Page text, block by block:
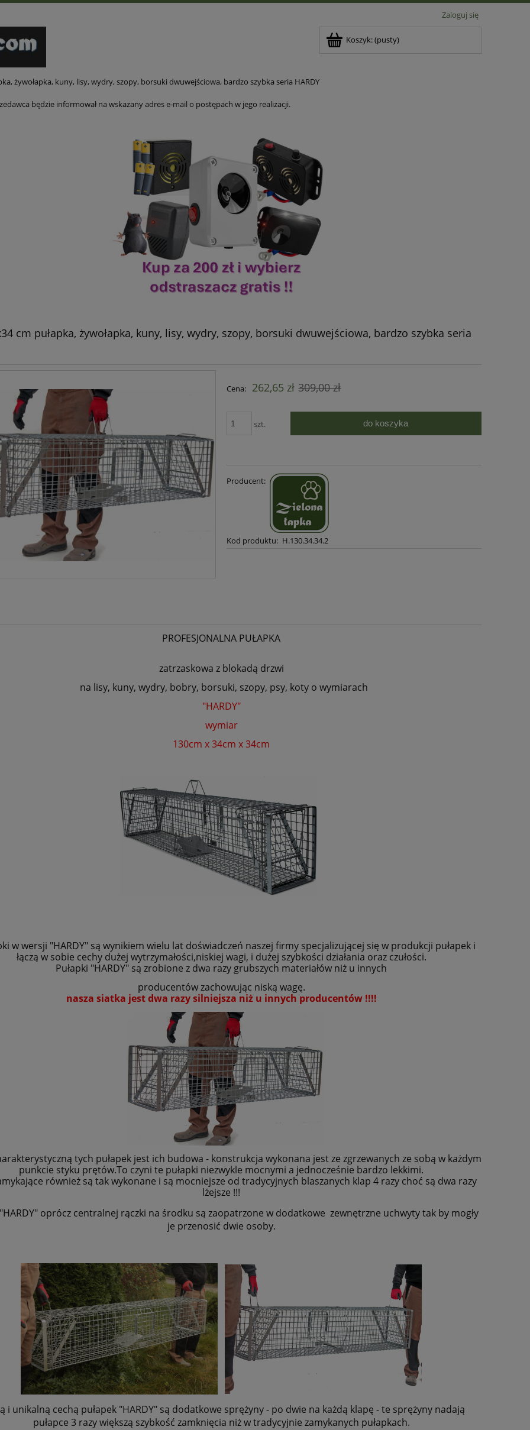
Zaloguj się
Koszyk:(pusty)
żywołapka, kuny, lisy, wydry, szopy, borsuki dwuwejściowa, bardzo szybka seria HARDY
będzie informował na wskazany adres e-mail o postępach w jego realizacji.
cm pułapka, żywołapka, kuny, lisy, wydry, szopy, borsuki dwuwejściowa, bardzo szybka seria
Cena: 262,65 zł 309,00 zł
szt. do koszyka
Producent:
Kod produktu: H.130.34.34.2
PROFESJONALNA PUŁAPKA
zatrzaskowa z blokadą drzwi
na lisy, kuny, wydry, bobry, borsuki, szopy, psy, koty o wymiarach
"HARDY"
wymiar
130cm x 34cm x 34cm
w wersji "HARDY" są wynikiem wielu lat doświadczeń naszej firmy specjalizującej się w produkcji pułapek i
łączą w sobie cechy dużej wytrzymałości,niskiej wagi, i dużej szybkości działania oraz czułości.
Pułapki "HARDY" są zrobione z dwa razy grubszych materiałów niż u innych
producentów zachowując niską wagę.
nasza siatka jest dwa razy silniejsza niż u innych producentów !!!!
tych pułapek jest ich budowa - konstrukcja wykonana jest ze zgrzewanych ze sobą w każdym
punkcie styku prętów.To czyni te pułapki niezwykle mocnymi a jednocześnie bardzo lekkimi.
również są tak wykonane i są mocniejsze od tradycyjnych blaszanych klap 4 razy choć są dwa razy
lżejsze !!!
oprócz centralnej rączki na środku są zaopatrzone w dodatkowe zewnętrzne uchwyty tak by mogły
je przenosić dwie osoby.
i unikalną cechą pułapek "HARDY" są dodatkowe sprężyny - po dwie na każdą klapę - te sprężyny nadają
pułapce 3 razy większą szybkość zamknięcia niż w tradycyjnie zamykanych pułapkach.